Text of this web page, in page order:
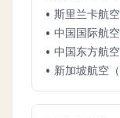
• 斯里兰卡航空
• 中国国际航空
• 中国东方航空
• 新加坡航空（